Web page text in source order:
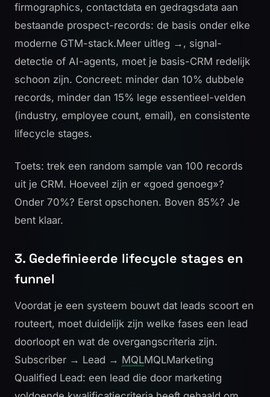
firmographics, contactdata en gedragsdata aan
bestaande prospect-records: de basis onder elke
moderne GTM-stack.Meer uitleg → , signal-
detectie of AI-agents, moet je basis-CRM redelijk
schoon zijn. Concreet: minder dan 10% dubbele
records, minder dan 15% lege essentieel-velden
(industry, employee count, email), en consistente
lifecycle stages.
Toets: trek een random sample van 100 records
uit je CRM. Hoeveel zijn er «goed genoeg»?
Onder 70%? Eerst opschonen. Boven 85%? Je
bent klaar.
3. Gedefinieerde lifecycle stages en
funnel
Voordat je een systeem bouwt dat leads scoort en
routeert, moet duidelijk zijn welke fases een lead
doorloopt en wat de overgangscriteria zijn.
Subscriber → Lead → MQLMQLMarketing
Qualified Lead: een lead die door marketing